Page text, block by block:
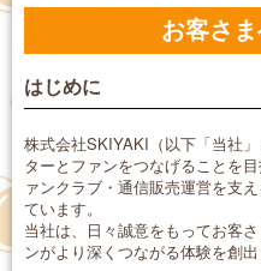
お客さ
はじめに
株式会社SKIYAKI（以下「当社
ターとファンをつなげることを
ァンクラブ・通信販売運営を支
ています。
当社は、日々誠意をもってお客
ンがより深くつながる体験を創出